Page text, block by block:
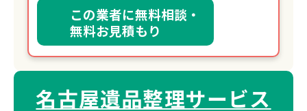
この業者に無料相談・
無料お見積もり
名古屋遺品整理サービス